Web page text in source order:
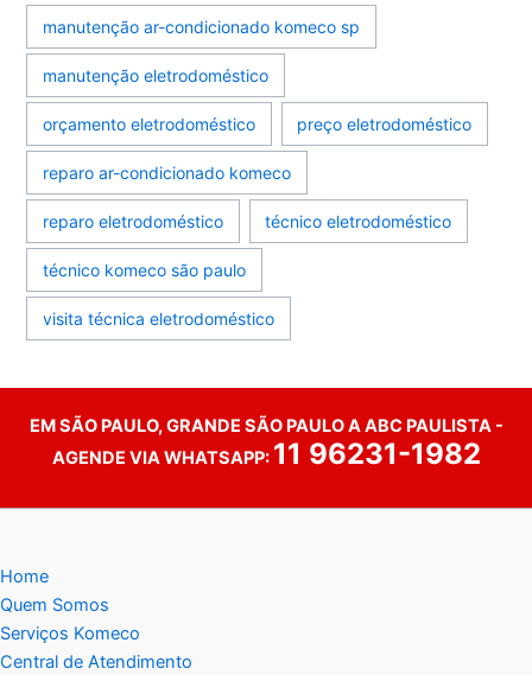
manutenção ar-condicionado komeco sp
manutenção eletrodoméstico
orçamento eletrodoméstico preço eletrodoméstico
reparo ar-condicionado komeco
reparo eletrodoméstico técnico eletrodoméstico
técnico komeco são paulo
visita técnica eletrodoméstico
EM SÃO PAULO, GRANDE SÃO PAULO A ABC PAULISTA -
AGENDE VIA WHATSAPP: 11 96231-1982
Home
Quem Somos
Serviços Komeco
Central de Atendimento